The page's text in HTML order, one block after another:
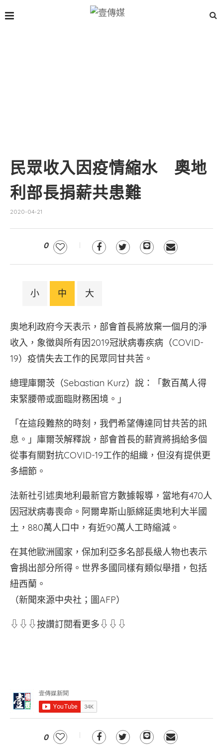
民眾收入因疫情縮水 奧地
利部長捐薪共患難
2020-04-21
0
小 中 大
奧地利政府今天表示，部會首長將放棄一個月的淨
收入，象徵與所有因2019冠狀病毒疾病（COVID-
19）疫情失去工作的民眾同甘共苦。
總理庫爾茨（Sebastian Kurz）說：「數百萬人得
束緊腰帶或面臨財務困境。」
「在這段難熬的時刻，我們希望傳達同甘共苦的訊
息。」庫爾茨解釋說，部會首長的薪資將捐給多個
從事有關對抗COVID-19工作的組織，但沒有提供更
多細節。
法新社引述奧地利最新官方數據報導，當地有470人
因冠狀病毒喪命。阿爾卑斯山脈綿延奧地利大半國
土，880萬人口中，有近90萬人工時縮減。
在其他歐洲國家，保加利亞多名部長級人物也表示
會捐出部分所得。世界多國同樣有類似舉措，包括
紐西蘭。
（新聞來源中央社；圖AFP）
⇩⇩⇩按讚訂閱看更多⇩⇩⇩
0